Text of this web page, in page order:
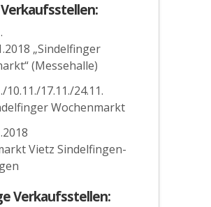
„Sindelfinger
(Messehalle)
10.11./17.11./24.11.
Wochenmarkt
Vietz Sindelfingen-
Verkaufsstellen: